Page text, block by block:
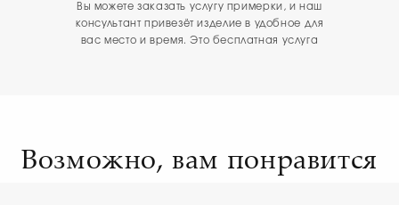
Вы можете заказать услугу примерки, и наш
консультант привезёт изделие в удобное для
вас место и время. Это бесплатная услуга
Возможно, вам понравится